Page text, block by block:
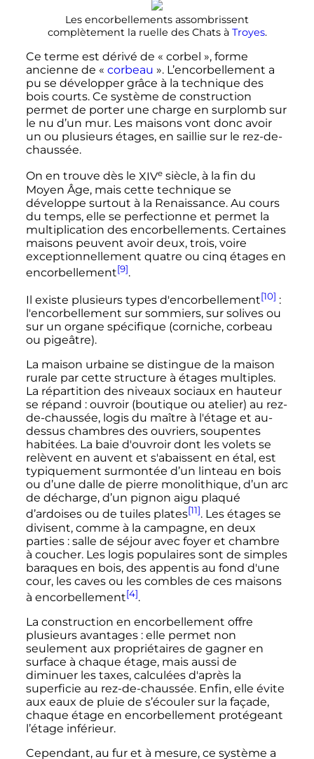
Les encorbellements assombrissent
complètement la ruelle des Chats à Troyes.
Ce terme est dérivé de « corbel », forme
ancienne de « corbeau ». L’encorbellement a
pu se développer grâce à la technique des
bois courts. Ce système de construction
permet de porter une charge en surplomb sur
le nu d’un mur. Les maisons vont donc avoir
un ou plusieurs étages, en saillie sur le rez-de-
chaussée.
On en trouve dès le XIVe siècle, à la fin du
Moyen Âge, mais cette technique se
développe surtout à la Renaissance. Au cours
du temps, elle se perfectionne et permet la
multiplication des encorbellements. Certaines
maisons peuvent avoir deux, trois, voire
exceptionnellement quatre ou cinq étages en
encorbellement[9].
Il existe plusieurs types d'encorbellement[10] :
l'encorbellement sur sommiers, sur solives ou
sur un organe spécifique (corniche, corbeau
ou pigeâtre).
La maison urbaine se distingue de la maison
rurale par cette structure à étages multiples.
La répartition des niveaux sociaux en hauteur
se répand : ouvroir (boutique ou atelier) au rez-
de-chaussée, logis du maître à l'étage et au-
dessus chambres des ouvriers, soupentes
habitées. La baie d'ouvroir dont les volets se
relèvent en auvent et s'abaissent en étal, est
typiquement surmontée d’un linteau en bois
ou d’une dalle de pierre monolithique, d’un arc
de décharge, d’un pignon aigu plaqué
d’ardoises ou de tuiles plates[11]. Les étages se
divisent, comme à la campagne, en deux
parties : salle de séjour avec foyer et chambre
à coucher. Les logis populaires sont de simples
baraques en bois, des appentis au fond d'une
cour, les caves ou les combles de ces maisons
à encorbellement[4].
La construction en encorbellement offre
plusieurs avantages : elle permet non
seulement aux propriétaires de gagner en
surface à chaque étage, mais aussi de
diminuer les taxes, calculées d'après la
superficie au rez-de-chaussée. Enfin, elle évite
aux eaux de pluie de s’écouler sur la façade,
chaque étage en encorbellement protégeant
l’étage inférieur.
Cependant, au fur et à mesure, ce système a